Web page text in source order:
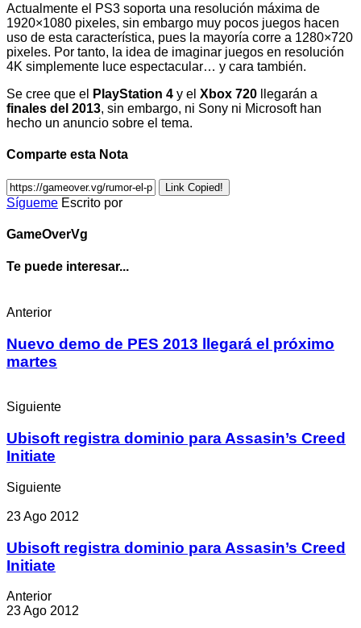
Actualmente el PS3 soporta una resolución máxima de
1920×1080 pixeles, sin embargo muy pocos juegos hacen
uso de esta característica, pues la mayoría corre a 1280×720
pixeles. Por tanto, la idea de imaginar juegos en resolución
4K simplemente luce espectacular… y cara también.
Se cree que el
PlayStation 4 y el Xbox 720 llegarán a
finales del 2013, sin embargo, ni Sony ni Microsoft han
hecho un anuncio sobre el tema.
Comparte esta Nota
Link Copied!
Sígueme Escrito por
GameOverVg
Te puede interesar...
Anterior
Nuevo demo de PES 2013 llegará el próximo
martes
Siguiente
Ubisoft registra dominio para Assasin’s Creed
Initiate
Siguiente
23 Ago 2012
Ubisoft registra dominio para Assasin’s Creed
Initiate
Anterior
23 Ago 2012